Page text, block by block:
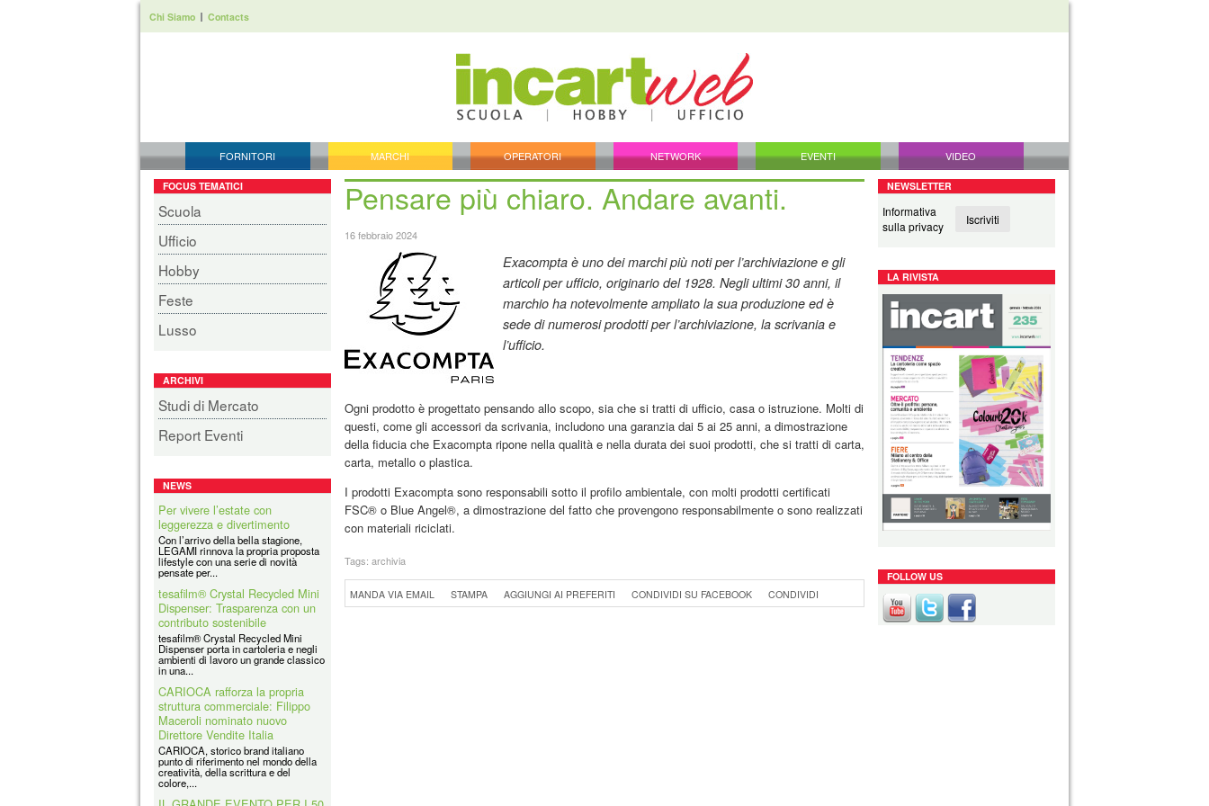
Chi Siamo Contacts
FORNITORI MARCHI OPERATORI NETWORK EVENTI VIDEO
Pensare più chiaro. Andare avanti.
16 febbraio 2024
Exacompta è uno dei marchi più noti per l’archiviazione e gli
articoli per ufficio, originario del 1928. Negli ultimi 30 anni, il
marchio ha notevolmente ampliato la sua produzione ed è
sede di numerosi prodotti per l’archiviazione, la scrivania e
l’ufficio.
Ogni prodotto è progettato pensando allo scopo, sia che si tratti di ufficio, casa o istruzione. Molti di
questi, come gli accessori da scrivania, includono una garanzia dai 5 ai 25 anni, a dimostrazione
della fiducia che Exacompta ripone nella qualità e nella durata dei suoi prodotti, che si tratti di carta,
carta, metallo o plastica.
I prodotti Exacompta sono responsabili sotto il profilo ambientale, con molti prodotti certificati
FSC® o Blue Angel®, a dimostrazione del fatto che provengono responsabilmente o sono realizzati
con materiali riciclati.
Tags: archivia
MANDA VIA EMAIL STAMPA AGGIUNGI AI PREFERITI CONDIVIDI SU FACEBOOK CONDIVIDI
FOCUS TEMATICI
Scuola
Ufficio
Hobby
Feste
Lusso
ARCHIVI
Studi di Mercato
Report Eventi
NEWS
Per vivere l’estate con
leggerezza e divertimento
Con l’arrivo della bella stagione,
LEGAMI rinnova la propria proposta
lifestyle con una serie di novità
pensate per...
tesafilm® Crystal Recycled Mini
Dispenser: Trasparenza con un
contributo sostenibile
tesafilm® Crystal Recycled Mini
Dispenser porta in cartoleria e negli
ambienti di lavoro un grande classico
in una...
CARIOCA rafforza la propria
struttura commerciale: Filippo
Maceroli nominato nuovo
Direttore Vendite Italia
CARIOCA, storico brand italiano
punto di riferimento nel mondo della
creatività, della scrittura e del
colore,...
NEWSLETTER
Informativa
sulla privacy
Iscriviti
LA RIVISTA
FOLLOW US